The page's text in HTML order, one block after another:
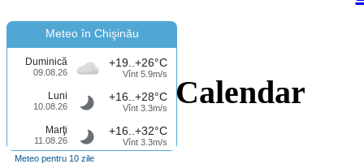
Meteo în Chişinău
Duminică
09.08.26
+19..+26°C
Vînt 5.9m/s
Luni
10.08.26
+16..+28°C
Vînt 3.3m/s
Marţi
11.08.26
+16..+32°C
Vînt 3.3m/s
Meteo pentru 10 zile
Calendar